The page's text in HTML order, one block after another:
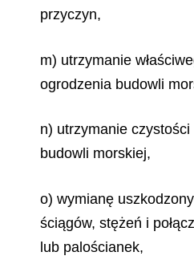
przyczyn,
m) utrzymanie
ogrodzenia budowli
n) utrzymanie
budowli morskiej,
o) wymianę
ściągów, stężeń i
lub palościanek,